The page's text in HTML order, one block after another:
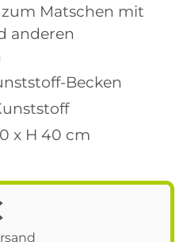
Matschen mit
anderen
Becken
x H 40 cm